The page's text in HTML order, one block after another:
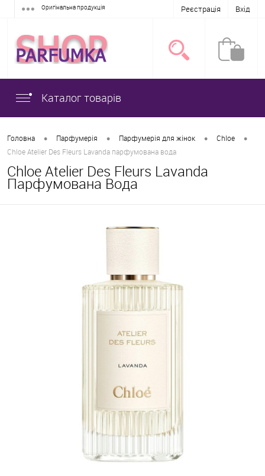
Оригінальна продукція Реєстрація Вхід
Каталог товарів
Головна • Парфумерія • Парфумерія для жінок • Chloe •
Chloe Atelier Des Fleurs Lavanda парфумована вода
Chloe Atelier Des Fleurs Lavanda
Парфумована Вода